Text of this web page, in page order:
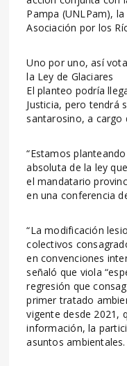
Pampa (UNLPam),
Asociación por los
Uno por uno, así
la Ley de Glaciares
El planteo podría
Justicia, pero tendrá
santarosino, a cargo
“Estamos
absoluta de la ley
el mandatario
en una conferencia
“La modificación
colectivos
en convenciones
señaló que viola
regresión que
primer tratado
vigente desde 2021,
información, la
asuntos ambientales.